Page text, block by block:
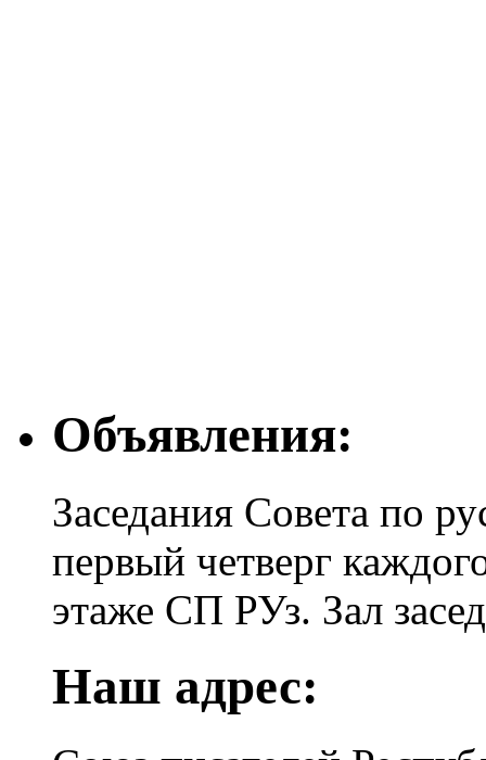
Объявления:
Заседания Совета по
первый четверг
этаже СП РУз. Зал
Наш адрес: